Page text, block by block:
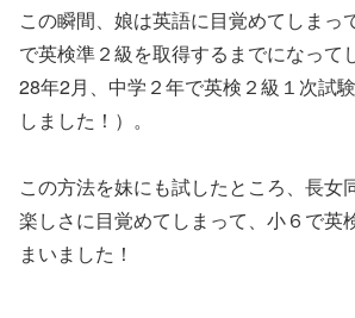
この瞬間、娘は英語に目覚めてしまっ
で英検準２級を取得するまでになって
28年2月、中学２年で英検２級１次試
しました！）。
この方法を妹にも試したところ、長女
楽しさに目覚めてしまって、小６で英
まいました！